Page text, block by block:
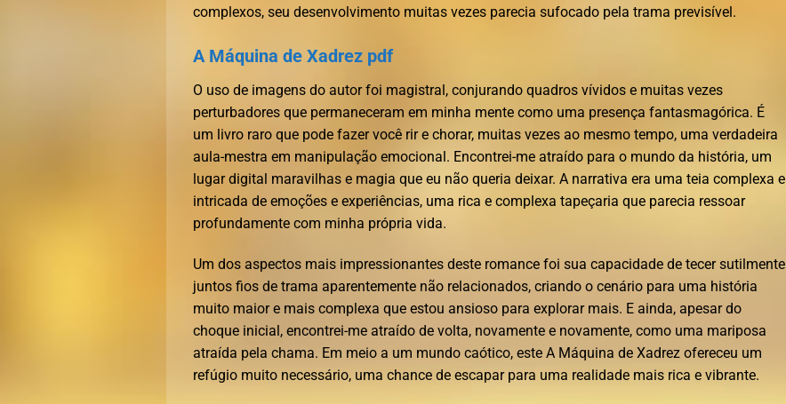
complexos, seu desenvolvimento muitas vezes parecia sufocado pela trama previsível.
A Máquina de Xadrez pdf
O uso de imagens do autor foi magistral, conjurando quadros vívidos e muitas vezes
perturbadores que permaneceram em minha mente como uma presença fantasmagórica. É
um livro raro que pode fazer você rir e chorar, muitas vezes ao mesmo tempo, uma verdadeira
aula-mestra em manipulação emocional. Encontrei-me atraído para o mundo da história, um
lugar digital maravilhas e magia que eu não queria deixar. A narrativa era uma teia complexa e
intricada de emoções e experiências, uma rica e complexa tapeçaria que parecia ressoar
profundamente com minha própria vida.
Um dos aspectos mais impressionantes deste romance foi sua capacidade de tecer sutilmente
juntos fios de trama aparentemente não relacionados, criando o cenário para uma história
muito maior e mais complexa que estou ansioso para explorar mais. E ainda, apesar do
choque inicial, encontrei-me atraído de volta, novamente e novamente, como uma mariposa
atraída pela chama. Em meio a um mundo caótico, este A Máquina de Xadrez ofereceu um
refúgio muito necessário, uma chance de escapar para uma realidade mais rica e vibrante.